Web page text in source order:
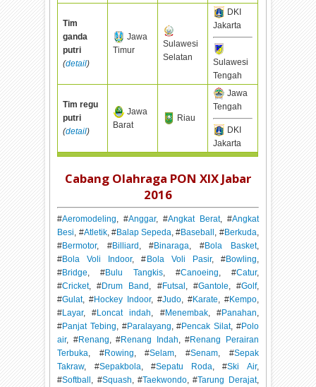
Tim
ganda
putri
(detail)
Jawa
Timur
Sulawesi
Selatan
DKI
Jakarta
Sulawesi
Tengah
Tim regu
putri
(detail)
Jawa
Barat
Riau
Jawa
Tengah
DKI
Jakarta
Cabang Olahraga PON XIX Jabar
2016
#Aeromodeling, #Anggar, #Angkat Berat, #Angkat
Besi, #Atletik, #Balap Sepeda, #Baseball , #Berkuda,
#Bermotor, #Billiard , #Binaraga, #Bola Basket,
#Bola Voli Indoor, # Bola Voli Pasir, #Bowling,
#Bridge, #Bulu Tangkis, #Canoeing, #Catur,
#Cricket, #Drum Band , #Futsal , #Gantole, #Golf,
#Gulat, #Hockey Indoor, #Judo, #Karate, #Kempo,
#Layar, #Loncat indah, #Menembak, #Panahan,
#Panjat Tebing, #Paralayang, #Pencak Silat, #Polo
air, #Renang, #Renang Indah, #Renang Perairan
Terbuka, #Rowing, #Selam, #Senam, #Sepak
Takraw, #Sepakbola, #Sepatu Roda, #Ski Air,
#Softball , #Squash, #Taekwondo, #Tarung Derajat,